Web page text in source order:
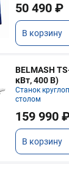
50 490 ₽
В корзину
BELMASH
кВт, 400 В)
Станок
столом
159 990
В корзину